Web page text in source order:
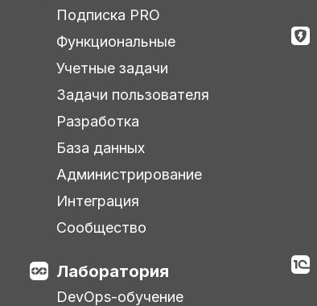
Подписка PRO
Функциональные
Учетные задачи
Задачи пользователя
Разработка
База данных
Администрирование
Интеграция
Сообщество
Лаборатория
DevOps-обучение